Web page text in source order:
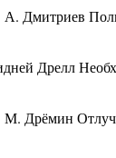
Дмитриев
Дрелл
Дрёмин